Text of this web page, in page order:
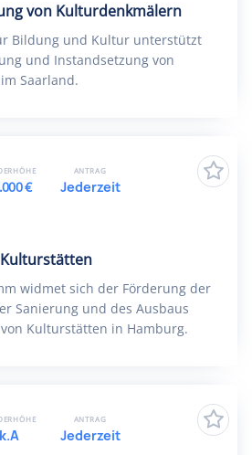
von Kulturdenkmälern
Bildung und Kultur unterstützt
und Instandsetzung von
Saarland.
widmet sich der Förderung der
Sanierung und des Ausbaus
Kulturstätten in Hamburg.
€
ANTRAG
Jederzeit
k.A
ANTRAG
Jederzeit